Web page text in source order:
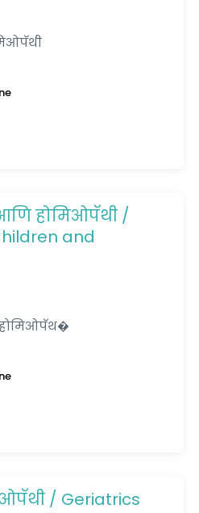
होमिओपॅथी /
and
/ Geriatrics